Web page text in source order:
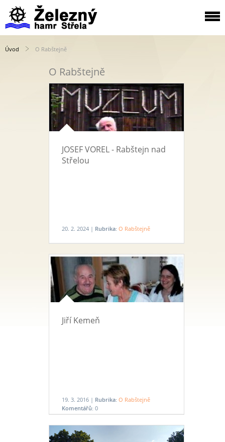
Úvod O Rabštejně
O Rabštejně
JOSEF VOREL - Rabštejn nad
Střelou
20. 2. 2024 | Rubrika: O Rabštejně
Jiří Kemeň
19. 3. 2016 | Rubrika: O Rabštejně
Komentářů: 0